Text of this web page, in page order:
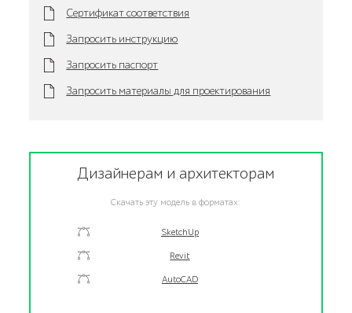
Сертификат соответствия
Запросить инструкцию
Запросить паспорт
Запросить материалы для проектирования
Дизайнерам и архитекторам
Скачать эту модель в форматах:
SketchUp
Revit
AutoCAD